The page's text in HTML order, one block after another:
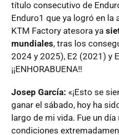
título consecutivo de
Enduro1 que ya logró en
KTM Factory atesora ya
mundiales, tras los
2024 y 2025), E2 (2021) y
¡¡ENHORABUENA!!
Josep García: «¡Esto se
ganar el sábado, hoy ha
largo de mi vida. Fue un
condiciones